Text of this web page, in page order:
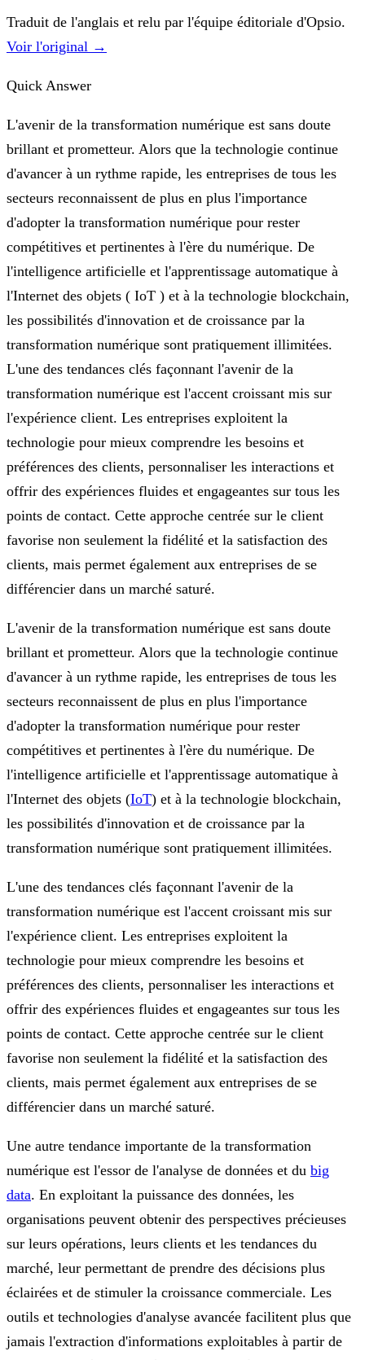
Traduit de l'anglais et relu par l'équipe éditoriale d'Opsio.
Voir l'original →
Quick Answer
L'avenir de la transformation numérique est sans doute
brillant et prometteur. Alors que la technologie continue
d'avancer à un rythme rapide, les entreprises de tous les
secteurs reconnaissent de plus en plus l'importance
d'adopter la transformation numérique pour rester
compétitives et pertinentes à l'ère du numérique. De
l'intelligence artificielle et l'apprentissage automatique à
l'Internet des objets ( IoT ) et à la technologie blockchain,
les possibilités d'innovation et de croissance par la
transformation numérique sont pratiquement illimitées.
L'une des tendances clés façonnant l'avenir de la
transformation numérique est l'accent croissant mis sur
l'expérience client. Les entreprises exploitent la
technologie pour mieux comprendre les besoins et
préférences des clients, personnaliser les interactions et
offrir des expériences fluides et engageantes sur tous les
points de contact. Cette approche centrée sur le client
favorise non seulement la fidélité et la satisfaction des
clients, mais permet également aux entreprises de se
différencier dans un marché saturé.
L'avenir de la transformation numérique est sans doute
brillant et prometteur. Alors que la technologie continue
d'avancer à un rythme rapide, les entreprises de tous les
secteurs reconnaissent de plus en plus l'importance
d'adopter la transformation numérique pour rester
compétitives et pertinentes à l'ère du numérique. De
l'intelligence artificielle et l'apprentissage automatique à
l'Internet des objets (IoT) et à la technologie blockchain,
les possibilités d'innovation et de croissance par la
transformation numérique sont pratiquement illimitées.
L'une des tendances clés façonnant l'avenir de la
transformation numérique est l'accent croissant mis sur
l'expérience client. Les entreprises exploitent la
technologie pour mieux comprendre les besoins et
préférences des clients, personnaliser les interactions et
offrir des expériences fluides et engageantes sur tous les
points de contact. Cette approche centrée sur le client
favorise non seulement la fidélité et la satisfaction des
clients, mais permet également aux entreprises de se
différencier dans un marché saturé.
Une autre tendance importante de la transformation
numérique est l'essor de l'analyse de données et du big
data. En exploitant la puissance des données, les
organisations peuvent obtenir des perspectives précieuses
sur leurs opérations, leurs clients et les tendances du
marché, leur permettant de prendre des décisions plus
éclairées et de stimuler la croissance commerciale. Les
outils et technologies d'analyse avancée facilitent plus que
jamais l'extraction d'informations exploitables à partir de